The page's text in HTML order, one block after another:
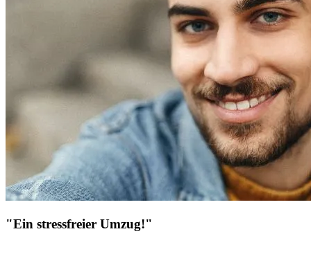
"Ein stressfreier Umzug!"